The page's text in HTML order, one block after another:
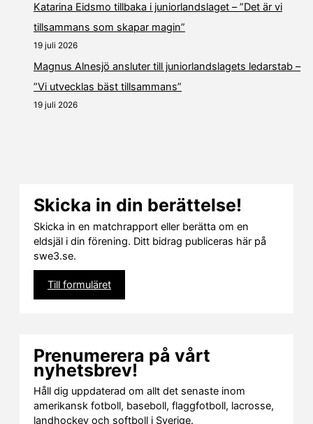
Katarina Eidsmo tillbaka i juniorlandslaget – ”Det är vi
tillsammans som skapar magin”
19 juli 2026
Magnus Alnesjö ansluter till juniorlandslagets ledarstab –
”Vi utvecklas bäst tillsammans”
19 juli 2026
Skicka in din berättelse!
Skicka in en matchrapport eller berätta om en
eldsjäl i din förening. Ditt bidrag publiceras här på
swe3.se.
Till formuläret
Prenumerera på vårt
nyhetsbrev!
Håll dig uppdaterad om allt det senaste inom
amerikansk fotboll, baseboll, flaggfotboll, lacrosse,
landhockey och softboll i Sverige.